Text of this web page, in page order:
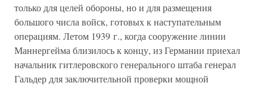
только для целей обороны, но и для размещения
большого числа войск, готовых к наступательным
операциям. Летом 1939 г., когда сооружение линии
Маннергейма близилось к концу, из Германии приехал
начальник гитлеровского генерального штаба генерал
Гальдер для заключительной проверки мощной